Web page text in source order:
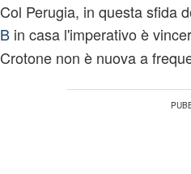
Col Perugia, in questa sfida
Bin casa l'imperativo è
Crotone non è nuova a